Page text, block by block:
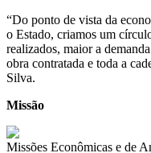
“Do ponto de vista da
o Estado, criamos um
realizados, maior a
obra contratada e toda a
Silva.
Missão
Missões Econômicas e de